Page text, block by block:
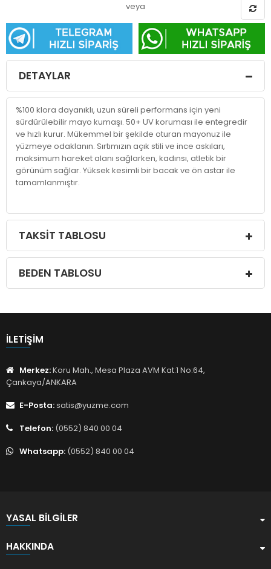
veya
DETAYLAR
%100 klora dayanıklı, uzun süreli performans için yeni
sürdürülebilir mayo kumaşı. 50+ UV koruması ile entegredir
ve hızlı kurur. Mükemmel bir şekilde oturan mayonuz ile
yüzmeye odaklanın. Sırtımızın açık stili ve ince askıları,
maksimum hareket alanı sağlarken, kadınsı, atletik bir
görünüm sağlar. Yüksek kesimli bir bacak ve ön astar ile
tamamlanmıştır.
TAKSIT TABLOSU
BEDEN TABLOSU
İLETIŞIM
Merkez:Koru Mah., Mesa Plaza AVM Kat:1 No:64,
Çankaya/ANKARA
E-Posta:satis@yuzme.com
Telefon: (0552) 840 00 04
Whatsapp: (0552) 840 00 04
YASAL BILGILER
HAKKINDA